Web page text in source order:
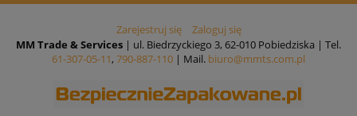
Zarejestruj się
Zaloguj się
MM Trade & Services | ul. Biedrzyckiego 3, 62-010 Pobiedziska | Tel.
61-307-05-11, 790-887-110 | Mail. biuro@mmts.com.pl